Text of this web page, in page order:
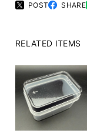
POST SHARE
RELATED ITEMS